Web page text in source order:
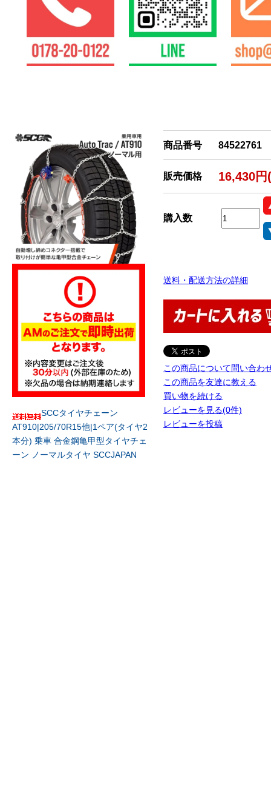
SCCタイヤチェーン
AT910|205/70R15他|1ペア(タイヤ2
本分) 乗車 合金鋼亀甲型タイヤチェ
ーン ノーマルタイヤ SCCJAPAN
商品番号 84522761
販売価格 16,430
購入数
送料・配送方法の詳細
この商品について問い合わ
この商品を友達に教える
買い物を続ける
レビューを見る(0件)
レビューを投稿